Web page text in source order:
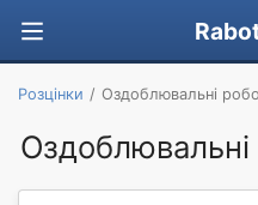
Розцінки Оздоблювальні